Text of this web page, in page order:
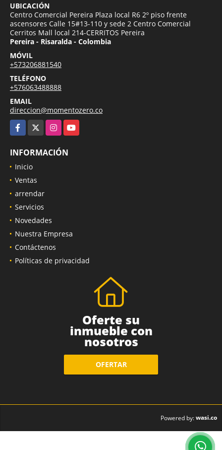
UBICACIÓN
Centro Comercial Pereira Plaza local R6 2º piso frente
ascensores Calle 15#13-110 y sede 2 Centro Comercial
Cerritos Mall local 214-CERRITOS Pereira
Pereira - Risaralda - Colombia
MÓVIL
+573206881540
TELÉFONO
+576063488888
EMAIL
direccion@momentozero.co
Facebook
InstagramYouTube
INFORMACIÓN
Inicio
Ventas
arrendar
Servicios
Novedades
Nuestra Empresa
Contáctenos
Políticas de privacidad
Oferte su
inmueble con
nosotros
OFERTAR
Powered by:wasi.co